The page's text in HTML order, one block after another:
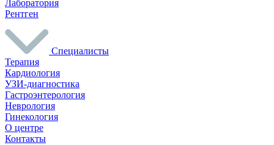
Лаборатория
Рентген
Специалисты
Терапия
Кардиология
УЗИ-диагностика
Гастроэнтерология
Неврология
Гинекология
О центре
Контакты